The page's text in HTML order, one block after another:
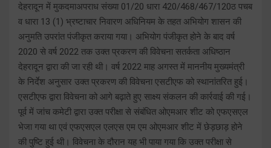
देहरादून में मुकदमाअपराध संख्या 01/20 धारा 420/468/467/120ठ पचब
व धारा 13 (1) भ्रष्टाचार निवारण अधिनियम के तहत अभियोग शासन की
अनुमति उपरांत पंजीकृत कराया गया। अभियोग पंजीकृत होने के बाद वर्ष
2020 से वर्ष 2022 तक उक्त प्रकरण की विवेचना सतर्कता अधिष्ठान
देहरादून द्वारा की जा रही थी। वर्ष 2022 माह अगस्त में माननीय मुख्यमंत्री
के निर्देश अनुसार उक्त प्रकरण की विवेचना एसटीएफ को स्थानांतरित हुई।
एसटीएफ द्वारा विवेचना को आगे बढ़ाते हुए साक्ष्य संकलन की कार्रवाई की गई।
पूर्व में जांच कमेटी द्वारा उक्त परीक्षा से संबंधित ओएमआर शीट को एफएसएल
भेजा गया था एवं एफएसएल एलएस एम एम ओएमआर शीट में छेड़छाड़ होने
की पुष्टि हुई थी। विवेचना के दौरान यह भी पाया गया कि उक्त परीक्षा से